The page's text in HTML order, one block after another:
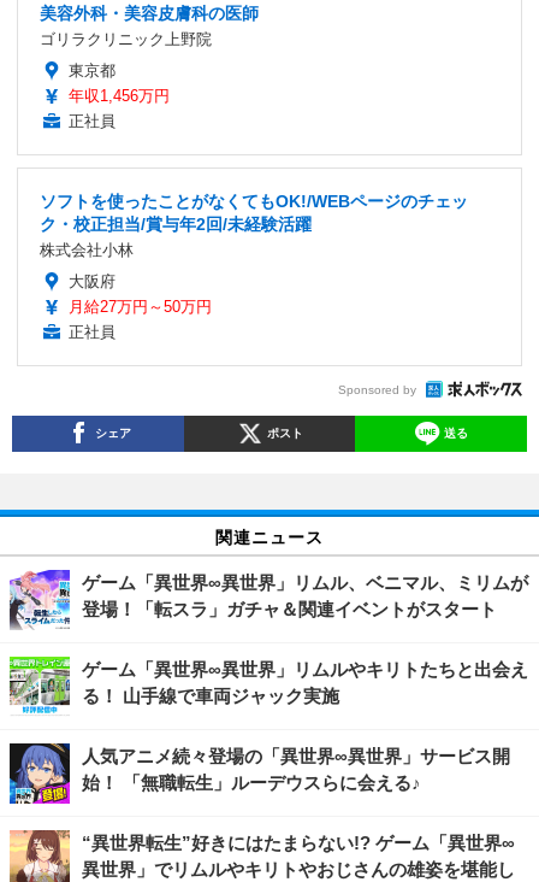
美容外科・美容皮膚科の医師
ゴリラクリニック上野院
東京都
年収1,456万円
正社員
ソフトを使ったことがなくてもOK!/WEBページのチェッ
ク・校正担当/賞与年2回/未経験活躍
株式会社小林
大阪府
月給27万円～50万円
正社員
Sponsored by
シェア ポスト 送る
関連ニュース
ゲーム「異世界∞異世界」リムル、ベニマル、ミリムが
登場！「転スラ」ガチャ＆関連イベントがスタート
ゲーム「異世界∞異世界」リムルやキリトたちと出会え
る！ 山手線で車両ジャック実施
人気アニメ続々登場の「異世界∞異世界」サービス開
始！ 「無職転生」ルーデウスらに会える♪
“異世界転生”好きにはたまらない!? ゲーム「異世界∞
異世界」でリムルやキリトやおじさんの雄姿を堪能し